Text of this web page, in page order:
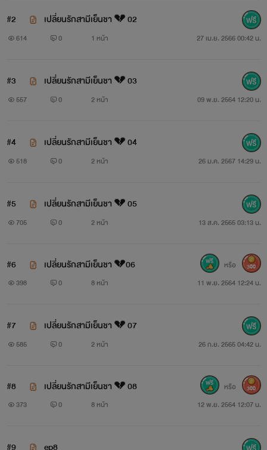
#2 เปลี่ยนรักสามีเย็นชา 💔 02
614 0 1 หน้า 27 เม.ย. 2566 00:42 น.
#3 เปลี่ยนรักสามีเย็นชา 💔 03
557 0 2 หน้า 09 พ.ย. 2564 12:20 น.
#4 เปลี่ยนรักสามีเย็นชา 💔 04
518 0 2 หน้า 26 ม.ค. 2567 14:29 น.
#5 เปลี่ยนรักสามีเย็นชา 💔 05
705 0 2 หน้า 13 ส.ค. 2565 03:13 น.
#6 เปลี่ยนรักสามีเย็นชา 💔06
398 0 8 หน้า 11 พ.ย. 2564 12:24 น.
หรือ 300
#7 เปลี่ยนรักสามีเย็นชา 💔 07
585 0 2 หน้า 26 ก.ย. 2565 04:42 น.
#8 เปลี่ยนรักสามีเย็นชา 💔 08
373 0 8 หน้า 12 พ.ย. 2564 12:07 น.
หรือ 300
#9 ep8